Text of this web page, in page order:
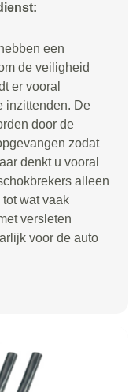
een
de veiligheid
er vooral
inzittenden. De
door de
zodat
denkt u vooral
alleen
wat vaak
versleten
voor de auto